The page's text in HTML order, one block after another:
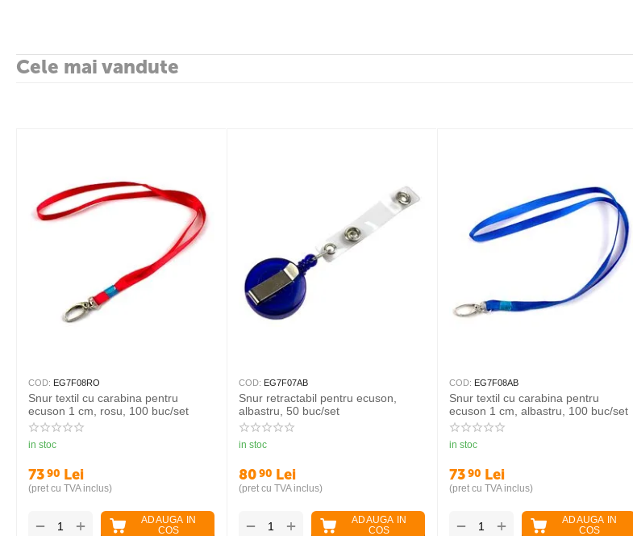
Cele mai vandute
COD: EG7F08RO
Snur textil cu carabina pentru
ecuson 1 cm, rosu, 100 buc/set
in stoc
7390 Lei
(pret cu TVA inclus)
ADAUGA IN
COS
+
−
COD: EG7F07AB
Snur retractabil pentru ecuson,
albastru, 50 buc/set
in stoc
8090 Lei
(pret cu TVA inclus)
ADAUGA IN
COS
+
−
COD: EG7F08AB
Snur textil cu carabina pentru
ecuson 1 cm, albastru, 100 buc/set
in stoc
7390 Lei
(pret cu TVA inclus)
ADAUGA IN
COS
+
−